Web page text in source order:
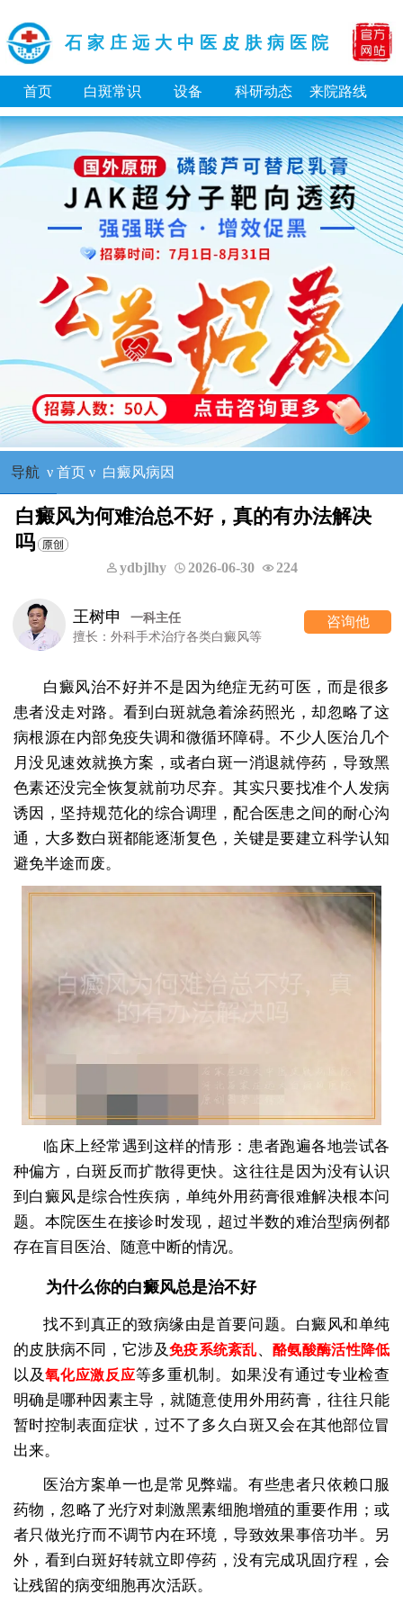
石家庄远大中医皮肤病医院
首页 白斑常识 设备 科研动态 来院路线
导航 ν 首页ν 白癜风病因
白癜风为何难治总不好，真的有办法解决
吗
ydbjlhy 2026-06-30 224
王树申
一科主任
擅长：外科手术治疗各类白癜风等
咨询他
白癜风治不好并不是因为绝症无药可医，而是很多
患者没走对路。看到白斑就急着涂药照光，却忽略了这
病根源在内部免疫失调和微循环障碍。不少人医治几个
月没见速效就换方案，或者白斑一消退就停药，导致黑
色素还没完全恢复就前功尽弃。其实只要找准个人发病
诱因，坚持规范化的综合调理，配合医患之间的耐心沟
通，大多数白斑都能逐渐复色，关键是要建立科学认知
避免半途而废。
临床上经常遇到这样的情形：患者跑遍各地尝试各
种偏方，白斑反而扩散得更快。这往往是因为没有认识
到白癜风是综合性疾病，单纯外用药膏很难解决根本问
题。本院医生在接诊时发现，超过半数的难治型病例都
存在盲目医治、随意中断的情况。
为什么你的白癜风总是治不好
找不到真正的致病缘由是首要问题。白癜风和单纯
的皮肤病不同，它涉及免疫系统紊乱、酪氨酸酶活性降低
以及氧化应激反应等多重机制。如果没有通过专业检查
明确是哪种因素主导，就随意使用外用药膏，往往只能
暂时控制表面症状，过不了多久白斑又会在其他部位冒
出来。
医治方案单一也是常见弊端。有些患者只依赖口服
药物，忽略了光疗对刺激黑素细胞增殖的重要作用；或
者只做光疗而不调节内在环境，导致效果事倍功半。另
外，看到白斑好转就立即停药，没有完成巩固疗程，会
让残留的病变细胞再次活跃。